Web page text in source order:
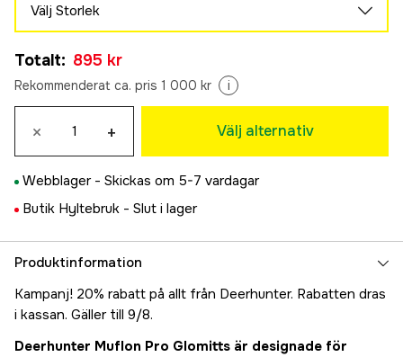
Välj Storlek
999 kr
M
999 kr
Tillfälligt slut
999 kr
2XL
Totalt: 895 kr
Rekommenderat ca. pris 1 000 kr i
× + Välj alternativ
Webblager - Skickas om 5-7 vardagar
Butik Hyltebruk - Slut i lager
Produktinformation
Kampanj! 20% rabatt på allt från Deerhunter. Rabatten dras
i kassan. Gäller till 9/8.
Deerhunter Muflon Pro Glomitts är designade för